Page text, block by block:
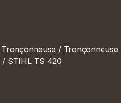
Tronçonneuse / Tronçonneuse
/ STIHL TS 420